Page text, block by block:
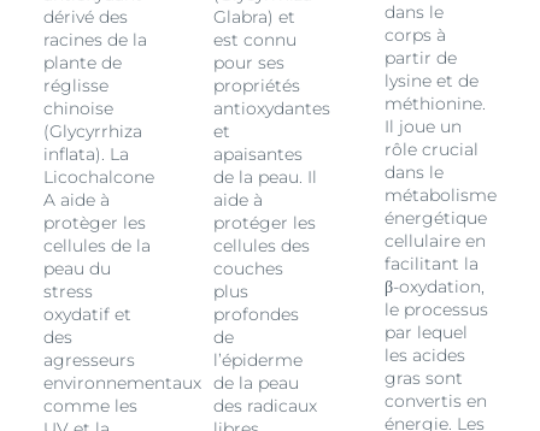
dérivé des
racines de la
plante de
réglisse
chinoise
(Glycyrrhiza
inflata). La
Licochalcone
A aide à
protèger les
cellules de la
peau du
stress
oxydatif et
des
agresseurs
environnementaux
comme les
Glabra) et
est connu
pour ses
propriétés
antioxydantes
et
apaisantes
de la peau. Il
aide à
protéger les
cellules des
couches
plus
profondes
de
l’épiderme
de la peau
des radicaux
dans le
corps à
partir de
lysine et de
méthionine.
Il joue un
rôle crucial
dans le
métabolisme
énergétique
cellulaire en
facilitant la
β-oxydation,
le processus
par lequel
les acides
gras sont
convertis en
énergie. Les